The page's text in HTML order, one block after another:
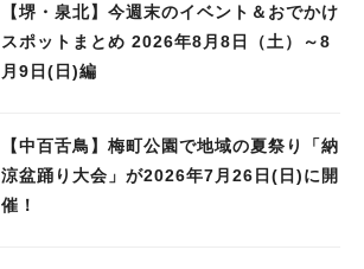
【堺・泉北】今週末のイベント＆おでかけ
スポットまとめ 2026年8月8日（土）～8
月9日(日)編
【中百舌鳥】梅町公園で地域の夏祭り「納
涼盆踊り大会」が2026年7月26日(日)に開
催！